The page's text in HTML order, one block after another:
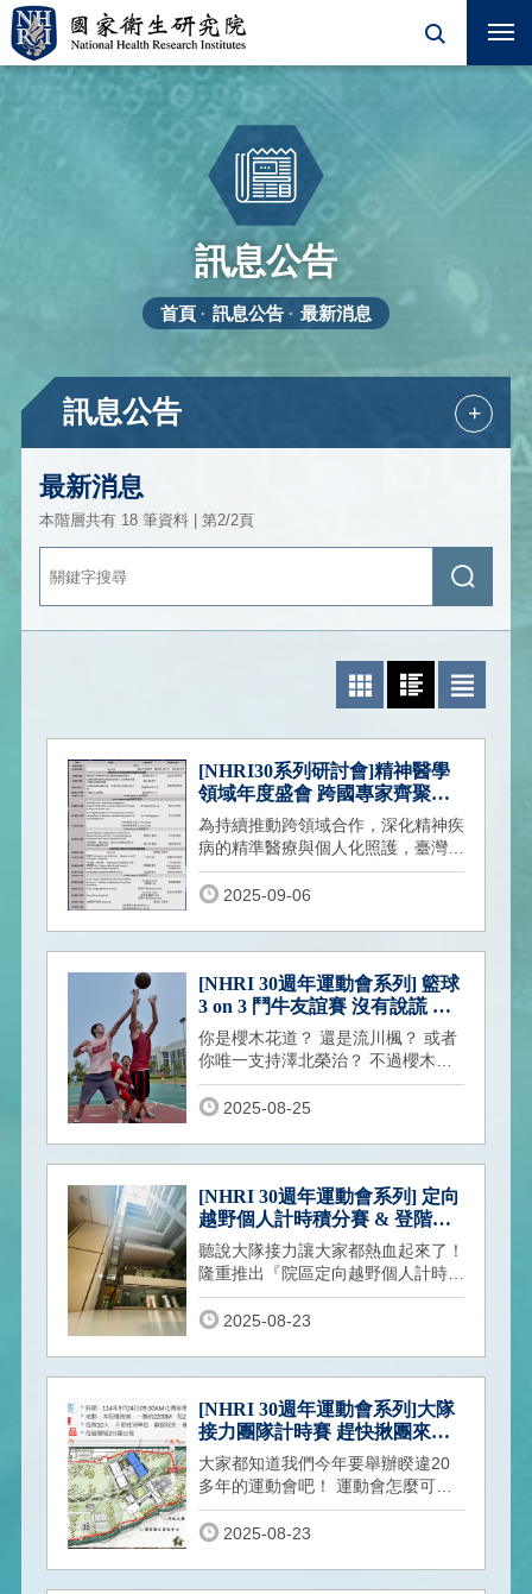
訊息公告
首頁 訊息公告 最新消息
訊息公告 +
最新消息
本階層共有 18 筆資料 | 第2/2頁
關
送
[NHRI30系列研討會]精神醫學
領域年度盛會 跨國專家齊聚探
討精神疾病治療新趨勢
為持續推動跨領域合作，深化精神疾
病的精準醫療與個人化照護，臺灣生
物精神醫學暨神經精神藥理學學會
(TSBPN)
2025-09-06
[NHRI 30週年運動會系列] 籃球
3 on 3 鬥牛友誼賽 沒有說謊 我
真的很喜歡~
你是櫻木花道？ 還是流川楓？ 或者
你唯一支持澤北榮治？ 不過櫻木花
道說不定不會鬥牛唷！ 發源於街邊
籃 2025-08-25
[NHRI 30週年運動會系列] 定向
越野個人計時積分賽 & 登階挑
戰計時賽 挑戰自己就是現在
聽說大隊接力讓大家都熱血起來了！
隆重推出『院區定向越野個人計時積
分賽』和『登階挑戰計時賽』 蛤？
2025-08-23
[NHRI 30週年運動會系列]大隊
接力團隊計時賽 趕快揪團來報
名~
大家都知道我們今年要舉辦睽違20
多年的運動會吧！ 運動會怎麼可以
沒有大隊接力呢？ 這是最熱血的精
華呀！2025-08-23